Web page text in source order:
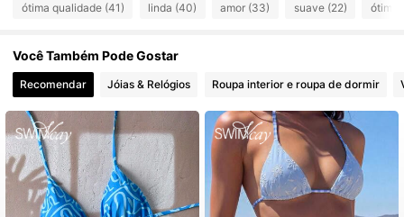
4,87 2.2K Seguidores
4,87 2.2K Seguidores
ótima qualidade (41) linda (40) amor (33) suave (22) ótimo
Você Também Pode Gostar
Recomendar Jóias & Relógios Roupa interior e roupa de dormir